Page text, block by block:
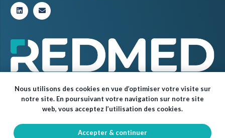
© Red Med 2024 – Tous droits réservés.
Nous utilisons des cookies en vue d’optimiser votre visite sur
notre site. En poursuivant votre navigation sur notre site
web, vous acceptez l’utilisation des cookies.
Accepter & continuer